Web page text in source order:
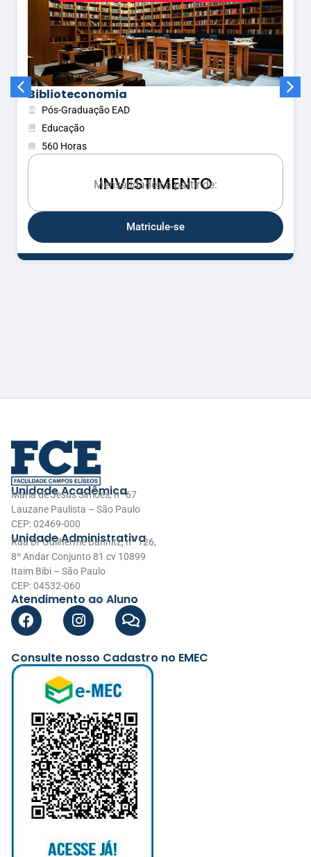
Biblioteconomia
Pós-Graduação EAD
Educação
560 Horas
INVESTIMENTO
Mensalidades a partir de:
Mensai
Matricule-se
Unidade Acadêmica
Maria de Jesus Simões, nº 67
Lauzane Paulista – São Paulo
CEP: 02469-000
Unidade Administrativa
Rua Dr Guilherme Bannitz, nº 126,
8º Andar Conjunto 81 cv 10899
Itaim Bibi – São Paulo
CEP: 04532-060
Atendimento ao Aluno
Consulte nosso Cadastro no EMEC